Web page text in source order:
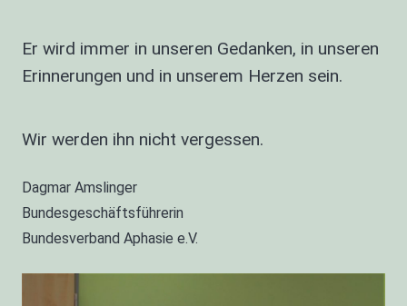
Er wird immer in unseren Gedanken, in unseren
Erinnerungen und in unserem Herzen sein.
Wir werden ihn nicht vergessen.
Dagmar Amslinger
Bundesgeschäftsführerin
Bundesverband Aphasie e.V.